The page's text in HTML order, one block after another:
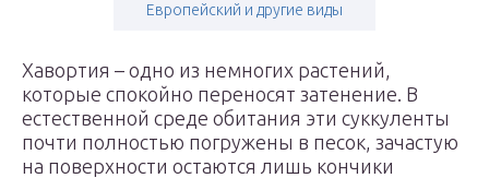
Европейский и другие виды
Хавортия – одно из немногих растений,
которые спокойно переносят затенение. В
естественной среде обитания эти суккуленты
почти полностью погружены в песок, зачастую
на поверхности остаются лишь кончики